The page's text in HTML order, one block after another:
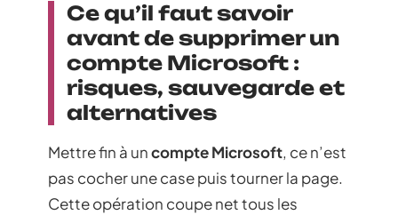
Ce qu’il faut savoir
avant de supprimer un
compte Microsoft :
risques, sauvegarde et
alternatives
Mettre fin à uncompte Microsoft, ce n’est
pas cocher une case puis tourner la page.
Cette opération coupe net tous les